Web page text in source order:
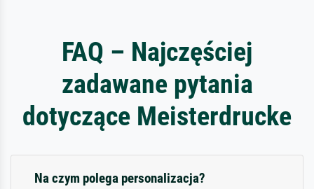
FAQ – Najczęściej
zadawane pytania
dotyczące Meisterdrucke
Na czym polega personalizacja?